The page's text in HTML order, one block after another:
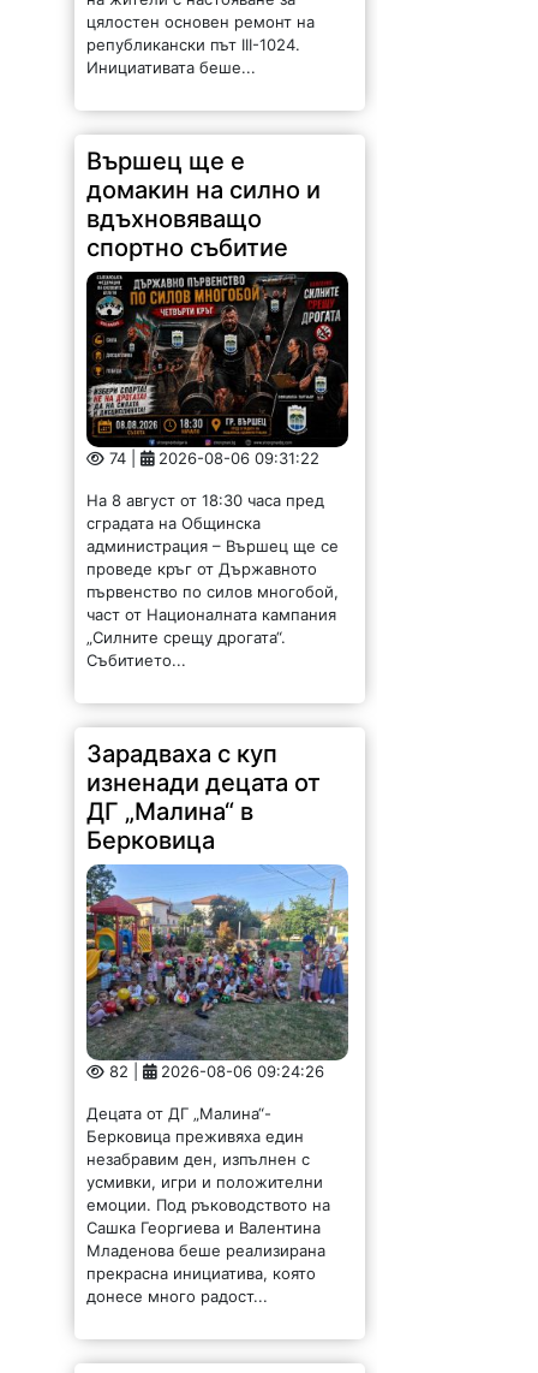
цялостен основен ремонт на
републикански път III-1024.
Инициативата беше...
Вършец ще е
домакин на силно и
вдъхновяващо
спортно събитие
74 | 2026-08-06 09:31:22
На 8 август от 18:30 часа пред
сградата на Общинска
администрация – Вършец ще се
проведе кръг от Държавното
първенство по силов многобой,
част от Националната кампания
„Силните срещу дрогата“.
Събитието...
Зарадваха с куп
изненади децата от
ДГ „Малина“ в
Берковица
82 | 2026-08-06 09:24:26
Децата от ДГ „Малина“-
Берковица преживяха един
незабравим ден, изпълнен с
усмивки, игри и положителни
емоции. Под ръководството на
Сашка Георгиева и Валентина
Младенова беше реализирана
прекрасна инициатива, която
донесе много радост...